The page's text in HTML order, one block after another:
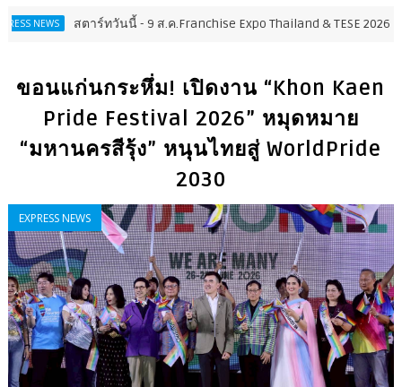
สตาร์ทวันนี้ - 9 ส.ค.Franchise Expo Thailand & TESE 2026 พบทัพธุ
ขอนแก่นกระหึ่ม! เปิดงาน “Khon Kaen
Pride Festival 2026” หมุดหมาย
“มหานครสีรุ้ง” หนุนไทยสู่ WorldPride
2030
EXPRESS NEWS